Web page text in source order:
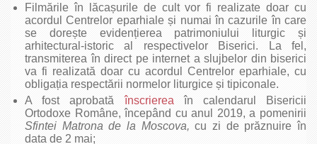
Filmările în lăcașurile de cult vor fi realizate doar cu
acordul Centrelor eparhiale și numai în cazurile în care
se dorește evidențierea patrimoniului liturgic și
arhitectural-istoric al respectivelor Biserici. La fel,
transmiterea în direct pe internet a slujbelor din biserici
va fi realizată doar cu acordul Centrelor eparhiale, cu
obligația respectării normelor liturgice și tipiconale.
A fost aprobatăînscrierea în calendarul Bisericii
Ortodoxe Române, începând cu anul 2019, a pomenirii
Sfintei Matrona de la Moscova, cu zi de prăznuire în
data de 2 mai;